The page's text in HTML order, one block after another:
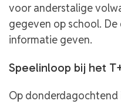
voor anderstalige
gegeven op school.
informatie geven.
Speelinloop bij het
Op donderdagochtend